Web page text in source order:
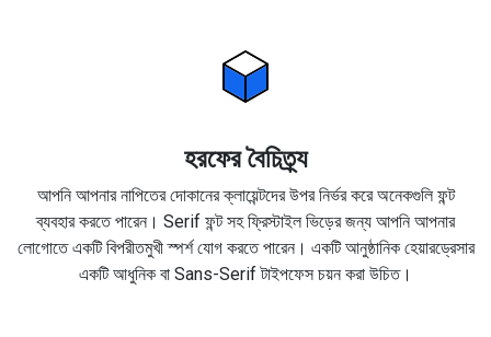
হরফের বৈচিত্র্য
আপনি আপনার নাপিতের দোকানের ক্লায়েন্টদের উপর নির্ভর করে অনেকগুলি ফন্ট
ব্যবহার করতে পারেন। Serif ফন্ট সহ ফ্রিস্টাইল ভিড়ের জন্য আপনি আপনার
লোগোতে একটি বিপরীতমুখী স্পর্শ যোগ করতে পারেন। একটি আনুষ্ঠানিক হেয়ারড্রেসার
একটি আধুনিক বা Sans-Serif টাইপফেস চয়ন করা উচিত।